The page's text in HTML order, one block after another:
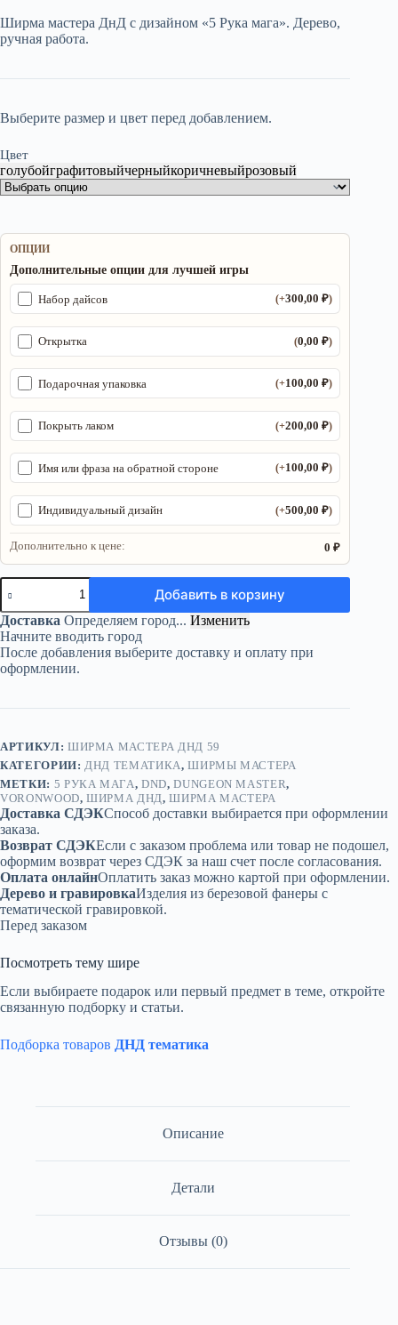
2
700,00 ₽.
750,00 ₽.
Ширма мастера ДнД с дизайном «5 Рука мага». Дерево,
ручная работа.
Выберите размер и цвет перед добавлением.
Цвет
голубойграфитовыйчерныйкоричневыйрозовый
ОПЦИИ
Дополнительные опции для лучшей игры
Набор дайсов (+300,00₽)
Открытка (0,00₽)
Подарочная упаковка (+100,00₽)
Покрыть лаком (+200,00₽)
Имя или фраза на обратной стороне (+100,00₽)
Индивидуальный дизайн (+500,00₽)
Дополнительно к цене: 0 ₽
Количество
товара
Ширма
«5
Рука
мага»
—
Добавить в корзину
Доставка Определяем город... Изменить
Начните вводить город
После добавления выберите доставку и оплату при
оформлении.
АРТИКУЛ: ШИРМА МАСТЕРА ДНД 59
КАТЕГОРИИ: ДНД ТЕМАТИКА,ШИРМЫ МАСТЕРА
МЕТКИ: 5 РУКА МАГА,DND,DUNGEON MASTER,
VORONWOOD,ШИРМА ДНД,ШИРМА МАСТЕРА
Доставка СДЭКСпособ доставки выбирается при оформлении
заказа.
Возврат СДЭКЕсли с заказом проблема или товар не подошел,
оформим возврат через СДЭК за наш счет после согласования.
Оплата онлайнОплатить заказ можно картой при оформлении.
Дерево и гравировкаИзделия из березовой фанеры с
тематической гравировкой.
Перед заказом
Посмотреть тему шире
Если выбираете подарок или первый предмет в теме, откройте
связанную подборку и статьи.
Подборка товаров ДНД тематика
Описание
Детали
Отзывы (0)